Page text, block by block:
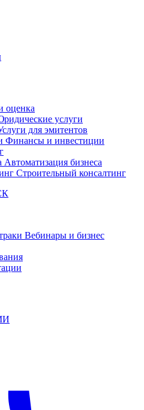
оценка
услуги
для эмитентов
Финансы и инвестиции
Автоматизация бизнеса
Строительный консалтинг
Вебинары и бизнес